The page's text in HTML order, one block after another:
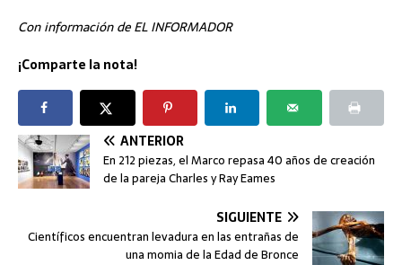
Con información de EL INFORMADOR
¡Comparte la nota!
ANTERIOR
En 212 piezas, el Marco repasa 40 años de creación
de la pareja Charles y Ray Eames
SIGUIENTE
Científicos encuentran levadura en las entrañas de
una momia de la Edad de Bronce